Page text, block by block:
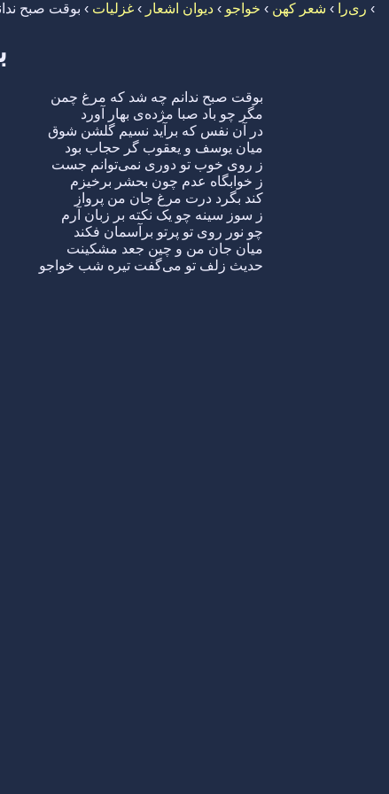
› ری‌را › شعر کهن › خواجو › دیوان اشعار › غزلیات › بوقت صبح
بوقت صبح ندانم چه شد که مرغ چمن
مگر چو باد صبا مژده‌ی بهار آورد
در آن نفس که برآید نسیم گلشن شوق
میان یوسف و یعقوب گر حجاب بود
ز روی خوب تو دوری نمی‌توانم جست
ز خوابگاه عدم چون بحشر برخیزم
کند بگرد درت مرغ جان من پرواز
ز سوز سینه چو یک نکته بر زبان آرم
چو نور روی تو پرتو برآسمان فکند
میان جان من و چین جعد مشکینت
حدیث زلف تو می‌گفت تیره شب خواجو